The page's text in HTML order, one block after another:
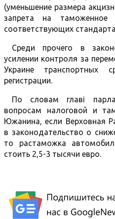
(уменьшение размера
запрета на
соответствующих
Среди прочего в
усилении контроля за
Украине транспортных
регистрации.
По словам главі
вопросам налоговой и
Южанина, если Верховная
в законодательство о
то растаможка
стоить 2,5-3 тысячи евро.